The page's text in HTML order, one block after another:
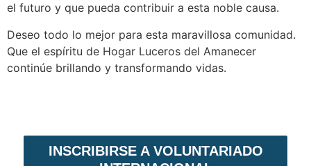
el futuro y que pueda contribuir a esta noble causa.
Deseo todo lo mejor para esta maravillosa comunidad.
Que el espíritu de Hogar Luceros del Amanecer
continúe brillando y transformando vidas.
INSCRIBIRSE A VOLUNTARIADO